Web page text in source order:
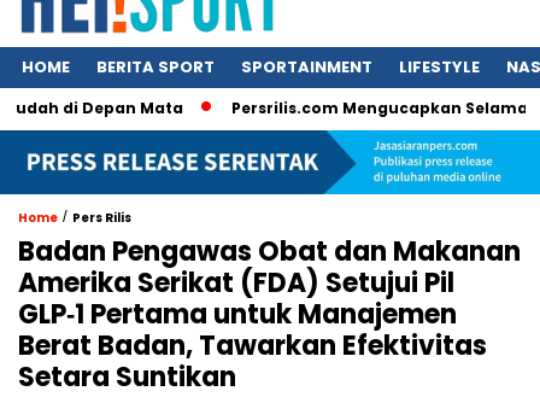
HOME BERITA SPORT SPORTAINMENT LIFESTYLE
Depan Mata Persrilis.com Mengucapkan Selamat Tahun
Home / Pers Rilis
Badan Pengawas Obat dan Makanan
Amerika Serikat (FDA) Setujui Pil
GLP‑1 Pertama untuk Manajemen
Berat Badan, Tawarkan Efektivitas
Setara Suntikan